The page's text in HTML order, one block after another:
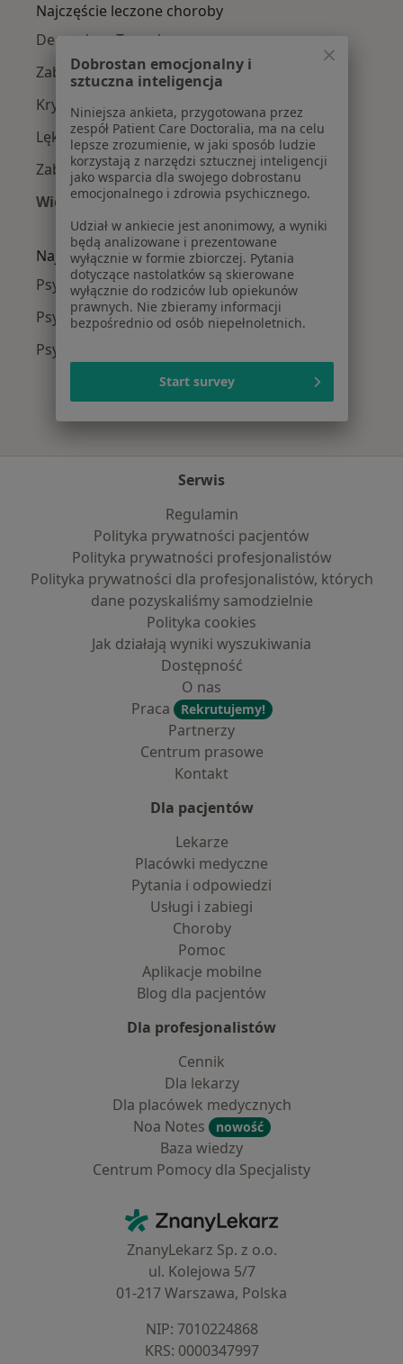
Najczęście leczone choroby
Depresja w Tczewie
Zaburzenia lękowe w Tczewie
Kryzys emocjonalny w Tczewie
Lęki w Tczewie
Zaburzenia emocjonalne w Tczewie
Więcej (15)
Więcej w kategorii: Najczęście leczone
Najpopularniejsze ubezpieczenia
Psycholodzy z JP MEDICA w Tczewie
Psycholodzy z Enel-med w Tczewie
Psycholodzy z POLMED w Tczewie
Serwis
Regulamin
Polityka prywatności pacjentów
Polityka prywatności profesjonalistów
Polityka prywatności dla profesjonalistów, których
dane pozyskaliśmy samodzielnie
Polityka cookies
Jak działają wyniki wyszukiwania
Dostępność
O nas
Praca
Rekrutujemy!
Partnerzy
Centrum prasowe
Kontakt
Dla pacjentów
Lekarze
Placówki medyczne
Pytania i odpowiedzi
Usługi i zabiegi
Choroby
Pomoc
Aplikacje mobilne
Blog dla pacjentów
Dla profesjonalistów
Cennik
Dla lekarzy
Dla placówek medycznych
Noa Notes
nowość
Baza wiedzy
Centrum Pomocy dla Specjalisty
ZnanyLekarz - Strona główna
ZnanyLekarz Sp. z o.o.
ul. Kolejowa 5/7
01-217 Warszawa, Polska
NIP: ⁠7010224868
KRS: ⁠0000347997
Dobrostan emocjonalny i
sztuczna inteligencja
Niniejsza ankieta, przygotowana przez
zespół Patient Care Doctoralia, ma na celu
lepsze zrozumienie, w jaki sposób ludzie
korzystają z narzędzi sztucznej inteligencji
jako wsparcia dla swojego dobrostanu
emocjonalnego i zdrowia psychicznego.
Udział w ankiecie jest anonimowy, a wyniki
będą analizowane i prezentowane
wyłącznie w formie zbiorczej. Pytania
dotyczące nastolatków są skierowane
wyłącznie do rodziców lub opiekunów
prawnych. Nie zbieramy informacji
bezpośrednio od osób niepełnoletnich.
Start survey